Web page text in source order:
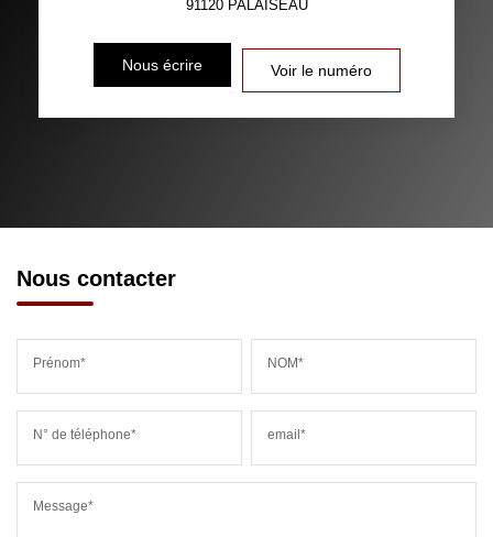
91120 PALAISEAU
Nous écrire Voir le numéro
Nous contacter
Prénom* NOM*
N° de téléphone* email*
Message*